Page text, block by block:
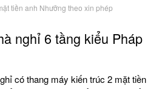
tiền anh Nhưỡng theo xin phép
nghỉ 6 tầng kiểu Pháp
có thang máy kiến trúc 2 mặt tiền